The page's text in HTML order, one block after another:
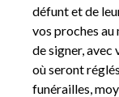
défunt et de
vos proches
de signer,
où seront
funérailles,